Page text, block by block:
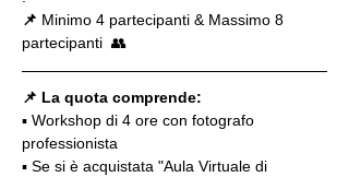
📌 Minimo 4 partecipanti & Massimo 8
partecipanti  👥
📌 La quota comprende:
▪️ Workshop di 4 ore con fotografo
professionista
▪️ Se si è acquistata "Aula Virtuale di